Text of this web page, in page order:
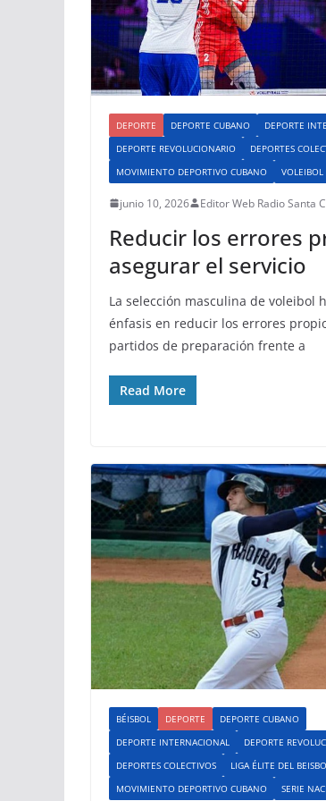
DEPORTE DEPORTE CUBANO
DEPORTE
DEPORTE REVOLUCIONARIO
DEPORTES
MOVIMIENTO DEPORTIVO CUBANO
VOLEIBOL
junio 10, 2026 Editor Web Radio Santa
Reducir los errores
asegurar el servicio
La selección masculina de voleibol
énfasis en reducir los errores
partidos de preparación frente a
Read More
BÉISBOL DEPORTE
DEPORTE CUBANO
DEPORTE INTERNACIONAL
DEPORTE
DEPORTES COLECTIVOS
LIGA ÉLITE DEL
MOVIMIENTO DEPORTIVO CUBANO
SERIE